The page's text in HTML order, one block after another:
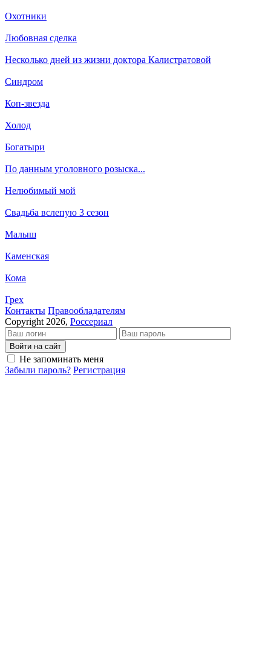
Охотники
Любовная сделка
Несколько дней из жизни доктора Калистратовой
Синдром
Коп-звезда
Холод
Богатыри
По данным уголовного розыска...
Нелюбимый мой
Свадьба вслепую 3 сезон
Малыш
Каменская
Кома
Грех
Кон­так­ты Пра­во­об­ла­да­те­лям
Copyright 2026, Россериал
Войти на сайт
Не запоминать меня
Забыли пароль? Регистрация